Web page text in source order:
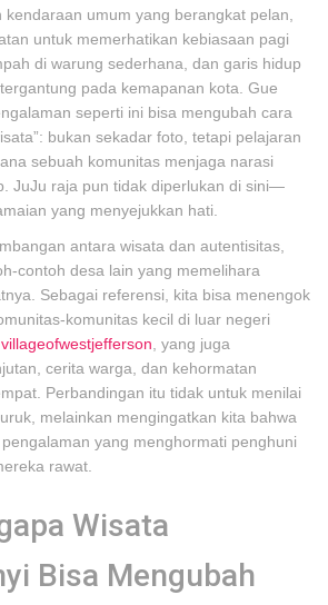
umum yang berangkat pelan,
untuk memerhatikan kebiasaan pagi
di warung sederhana, dan garis hidup
pada kemapanan kota. Gue
seperti ini bisa mengubah cara
bukan sekadar foto, tetapi pelajaran
sebuah komunitas menjaga narasi
JuJu raja pun tidak diperlukan di sini—
yang menyejukkan hati.
antara wisata dan autentisitas,
contoh desa lain yang memelihara
Sebagai referensi, kita bisa menengok
komunitas kecil di luar negeri
villageofwestjefferson , yang juga
cerita warga, dan kehormatan
Perbandingan itu tidak untuk menilai
melainkan mengingatkan kita bahwa
yang menghormati penghuni
rawat.
Wisata
Bisa Mengubah